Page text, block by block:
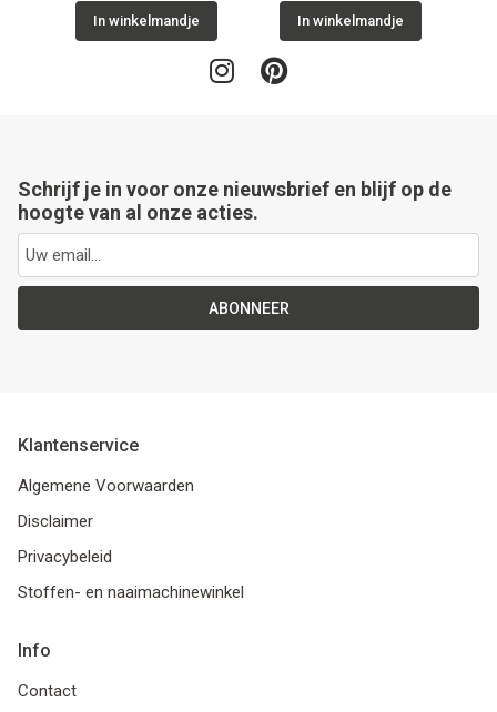
In winkelmandje In winkelmandje
Schrijf je in voor onze nieuwsbrief en blijf op de
hoogte van al onze acties.
ABONNEER
Klantenservice
Algemene Voorwaarden
Disclaimer
Privacybeleid
Stoffen- en naaimachinewinkel
Info
Contact